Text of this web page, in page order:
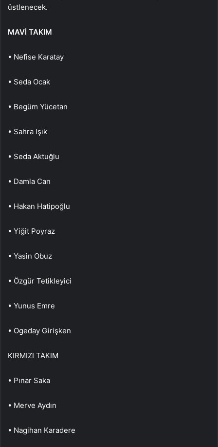
üstlenecek.
MAVİ TAKIM
• Nefise Karatay
• Seda Ocak
• Begüm Yücetan
• Sahra Işık
• Seda Aktuğlu
• Damla Can
• Hakan Hatipoğlu
• Yiğit Poyraz
• Yasin Obuz
• Özgür Tetikleyici
• Yunus Emre
• Ogeday Girişken
KIRMIZI TAKIM
• Pınar Saka
• Merve Aydın
• Nagihan Karadere